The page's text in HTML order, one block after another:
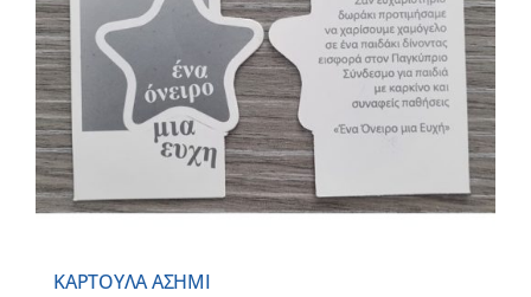
ΚΑΡΤΟΥΛΑ ΑΣΗΜΙ